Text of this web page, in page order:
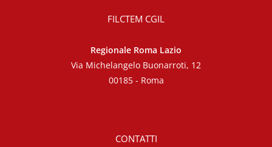
FILCTEM CGIL
Regionale Roma Lazio
Via Michelangelo Buonarroti, 12
00185 - Roma
CONTATTI